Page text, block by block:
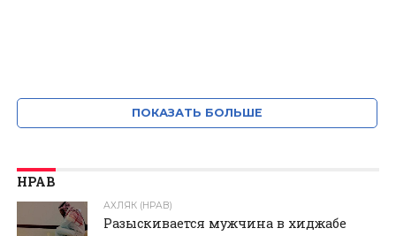
ПОКАЗАТЬ БОЛЬШЕ
НРАВ
АХЛЯК (НРАВ)
Разыскивается мужчина в хиджабе